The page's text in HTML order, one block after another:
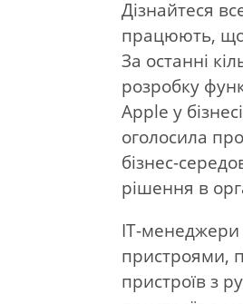
Дізнайтеся
працюють,
За останні
розробку
Apple у
оголосила
бізнес-
рішення в
ІТ-менеджери
пристроями,
пристроїв з